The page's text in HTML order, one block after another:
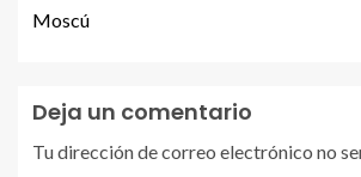
Moscú
Deja un comentario
Tu dirección de correo electrónico no